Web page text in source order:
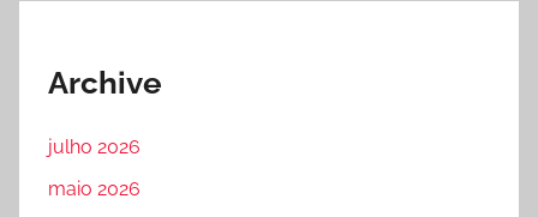
Archive
julho 2026
maio 2026